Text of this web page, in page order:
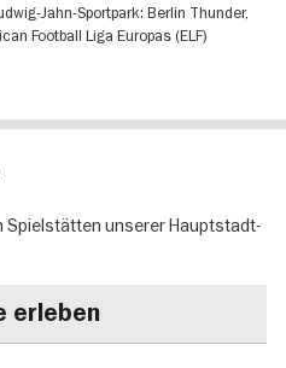
Jahn-Sportpark: Berlin Thunder,
Football Liga Europas (ELF)
Spielstätten unserer Hauptstadt-
erleben